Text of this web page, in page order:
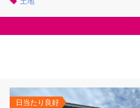
日当たり良好